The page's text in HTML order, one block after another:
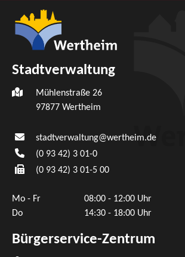
Stadtverwaltung
Mühlenstraße 26
97877 Wertheim
stadtverwaltung@wertheim.de
(0 93 42) 3 01-0
(0 93 42) 3 01-5 00
Mo - Fr
08:00 - 12:00 Uhr
Do
14:30 - 18:00 Uhr
Bürgerservice-Zentrum